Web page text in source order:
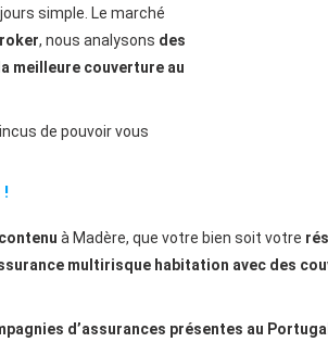
simple. Le marché
, nous analysons des
meilleure couverture au
de pouvoir vous
!
à Madère, que votre bien soit votre
multirisque habitation avec des
d’assurances présentes au